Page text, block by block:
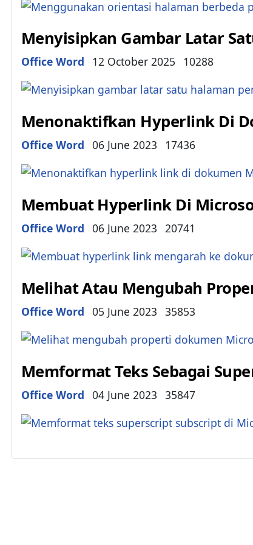
Menyisipkan Gambar Latar
Details
Office Word 12 October 2025 10288
Menonaktifkan Hyperlink Di
Details
Office Word 06 June 2023 17436
Membuat Hyperlink Di
Details
Office Word 06 June 2023 20741
Melihat Atau Mengubah
Details
Office Word 05 June 2023 35853
Memformat Teks Sebagai
Details
Office Word 04 June 2023 35847